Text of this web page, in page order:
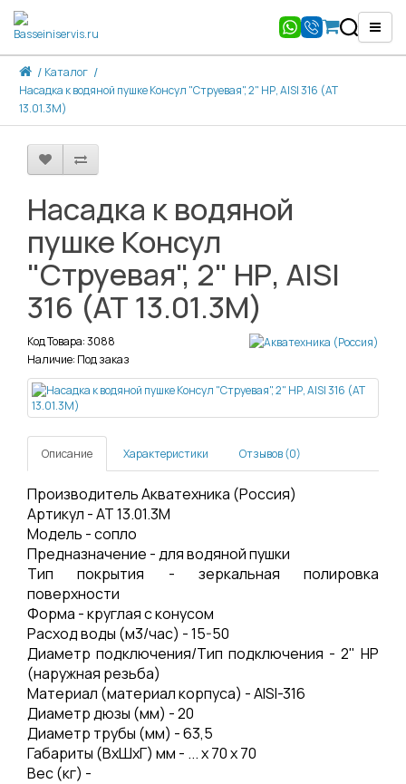
Каталог
Насадка к водяной пушке Консул "Струевая", 2" НР, AISI 316 (АТ
13.01.3M)
Насадка к водяной
пушке Консул
"Струевая", 2" НР, AISI
316 (АТ 13.01.3M)
Код Товара: 3088
Наличие: Под заказ
Описание Характеристики Отзывов (0)
Производитель Акватехника (Россия)
Артикул - АТ 13.01.3М
Модель - сопло
Предназначение - для водяной пушки
Тип покрытия - зеркальная полировка
поверхности
Форма - круглая с конусом
Расход воды (м3/час) - 15-50
Диаметр подключения/Тип подключения - 2" НР
(наружная резьба)
Материал (материал корпуса) - AISI-316
Диаметр дюзы (мм) - 20
Диаметр трубы (мм) - 63,5
Габариты (ВхШхГ) мм - ... х 70 х 70
Вес (кг) -